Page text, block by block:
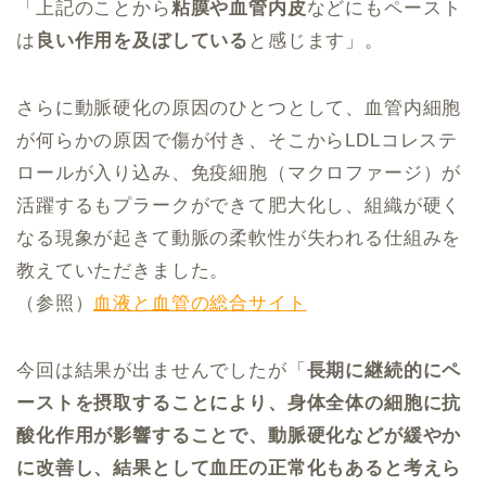
「上記のことから粘膜や血管内皮などにもペースト
は 良い作用を及ぼしている と感じます」。
さらに動脈硬化の原因のひとつとして、血管内細胞
が何らかの原因で傷が付き、そこからLDLコレステ
ロールが入り込み、免疫細胞（マクロファージ）が
活躍するもプラークができて肥大化し、組織が硬く
なる現象が起きて動脈の柔軟性が失われる仕組みを
教えていただきました。
（参照） 血液と血管の総合サイト
今回は結果が出ませんでしたが「 長期に継続的にペ
ーストを摂取することにより、身体全体の細胞に抗
酸化作用が影響することで、動脈硬化などが緩やか
に改善し、結果として血圧の正常化もあると考えら